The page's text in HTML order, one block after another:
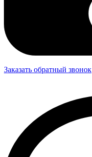
Заказать обратный звонок